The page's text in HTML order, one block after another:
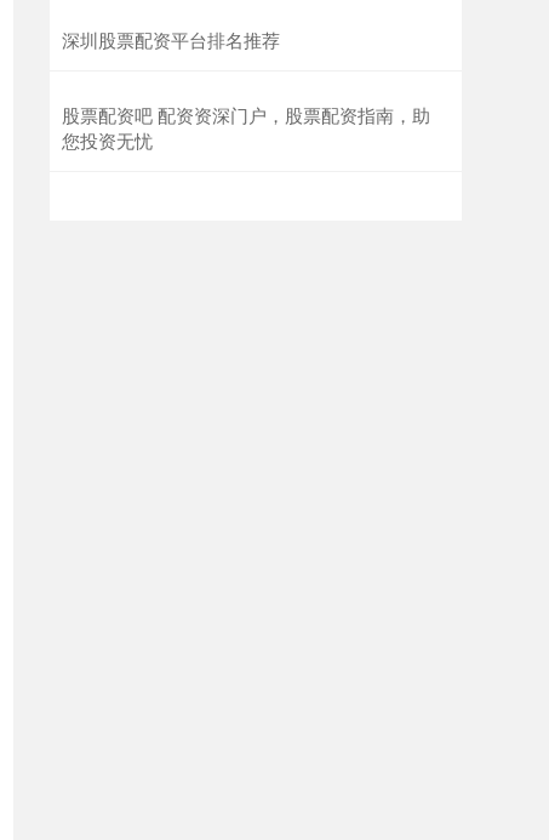
深圳股票配资平台排名推荐
股票配资吧 配资资深门户，股票配资指南，助
您投资无忧